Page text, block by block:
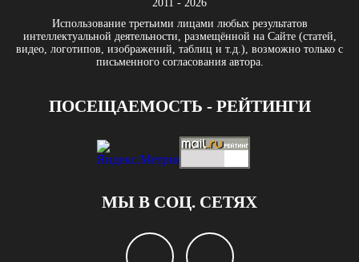
2011 - 2026
Использование третьими лицами любых результатов
интеллектуальной деятельности, размещённой на Сайте (статей,
видео, логотипов, изображений, таблиц и т.д.), возможно только с
письменного согласования автора.
ПОСЕЩАЕМОСТЬ - РЕЙТИНГИ
МЫ В СОЦ. СЕТЯХ